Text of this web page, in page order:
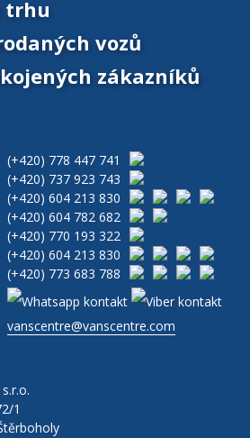
trhu
vozů
zákazníků
(+420) 778 447 741
(+420) 737 923 743
(+420) 604 213 830
(+420) 604 782 682
(+420) 770 193 322
(+420) 604 213 830
(+420) 773 683 788
vanscentre@vanscentre.com
1